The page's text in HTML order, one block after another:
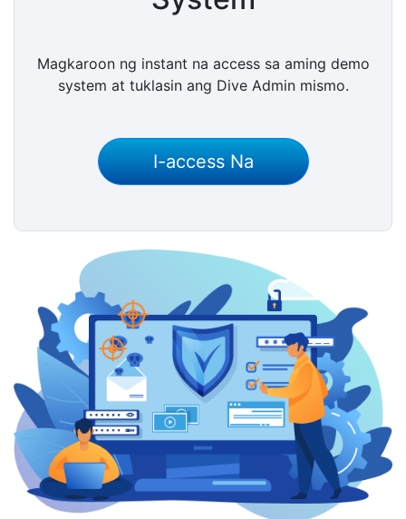
Magkaroon ng instant na access sa aming demo
system at tuklasin ang Dive Admin mismo.
I-access Na